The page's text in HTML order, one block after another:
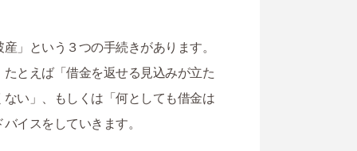
」という３つの手続きがあります。
とえば「借金を返せる見込みが立た
い」、もしくは「何としても借金は
イスをしていきます。